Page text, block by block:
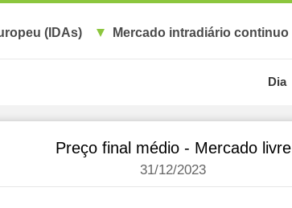
(IDAs) Mercado intradiário continuo
Dia
Preço final médio - Mercado livre
31/12/2023